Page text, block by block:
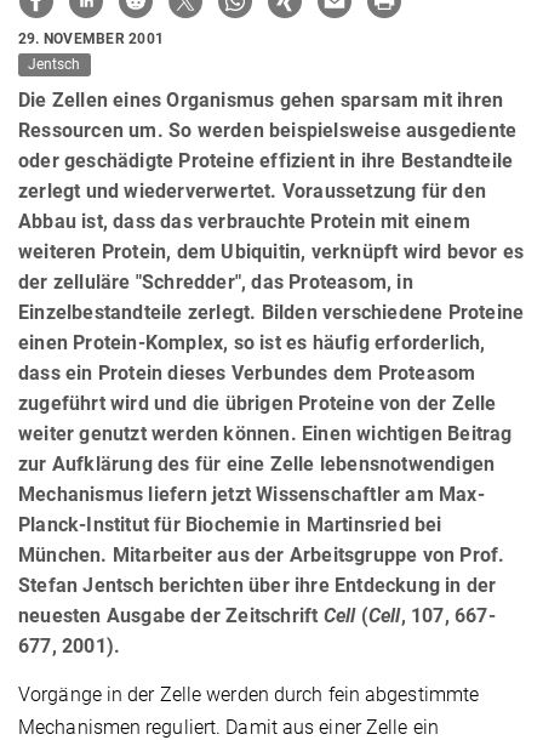
29. NOVEMBER 2001
Jentsch
Die Zellen eines Organismus gehen sparsam mit ihren
Ressourcen um. So werden beispielsweise ausgediente
oder geschädigte Proteine effizient in ihre Bestandteile
zerlegt und wiederverwertet. Voraussetzung für den
Abbau ist, dass das verbrauchte Protein mit einem
weiteren Protein, dem Ubiquitin, verknüpft wird bevor es
der zelluläre "Schredder", das Proteasom, in
Einzelbestandteile zerlegt. Bilden verschiedene Proteine
einen Protein-Komplex, so ist es häufig erforderlich,
dass ein Protein dieses Verbundes dem Proteasom
zugeführt wird und die übrigen Proteine von der Zelle
weiter genutzt werden können. Einen wichtigen Beitrag
zur Aufklärung des für eine Zelle lebensnotwendigen
Mechanismus liefern jetzt Wissenschaftler am Max-
Planck-Institut für Biochemie in Martinsried bei
München. Mitarbeiter aus der Arbeitsgruppe von Prof.
Stefan Jentsch berichten über ihre Entdeckung in der
neuesten Ausgabe der Zeitschrift Cell(Cell, 107, 667-
677, 2001).
Vorgänge in der Zelle werden durch fein abgestimmte
Mechanismen reguliert. Damit aus einer Zelle ein